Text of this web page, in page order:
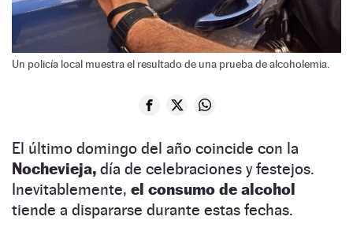
Un policía local muestra el resultado de una prueba de alcoholemia.
El último domingo del año coincide con la
Nochevieja, día de celebraciones y festejos.
Inevitablemente, el consumo de alcohol
tiende a dispararse durante estas fechas.